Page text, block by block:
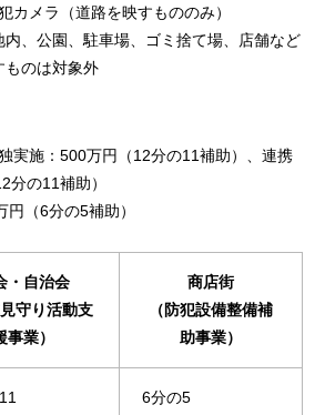
カメラ（道路を映すもののみ）
内、公園、駐車場、ゴミ捨て場、店舗など
ものは対象外
実施：500万円（12分の11補助）、連携
分の11補助）
（6分の5補助）
・自治会
見守り活動支
事業）
商店街
（防犯設備整備補
助事業）
6分の5